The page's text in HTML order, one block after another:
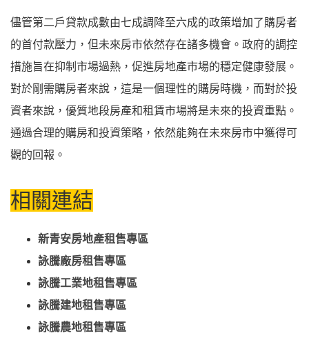
儘管第二戶貸款成數由七成調降至六成的政策增加了購房者
的首付款壓力，但未來房市依然存在諸多機會。政府的調控
措施旨在抑制市場過熱，促進房地產市場的穩定健康發展。
對於剛需購房者來說，這是一個理性的購房時機，而對於投
資者來說，優質地段房產和租賃市場將是未來的投資重點。
通過合理的購房和投資策略，依然能夠在未來房市中獲得可
觀的回報。
相關連結
新青安房地產租售專區
詠騰廠房租售專區
詠騰工業地租售專區
詠騰建地租售專區
詠騰農地租售專區